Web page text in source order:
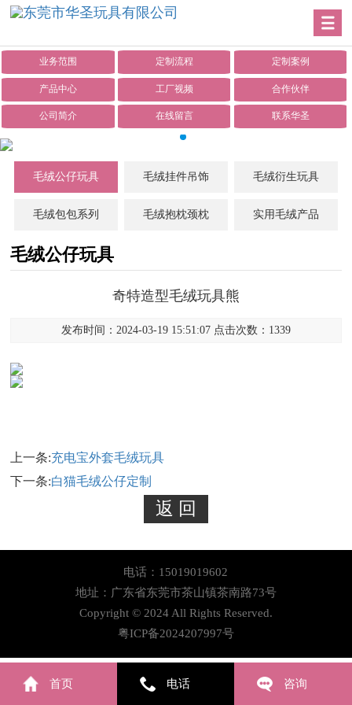
业务范围 定制流程 定制案例
产品中心 工厂视频 合作伙伴
公司简介 在线留言 联系华圣
毛绒公仔玩具 毛绒挂件吊饰 毛绒衍生玩具
毛绒包包系列 毛绒抱枕颈枕 实用毛绒产品
毛绒公仔玩具
奇特造型毛绒玩具熊
发布时间：2024-03-19 15:51:07 点击次数：1339
上一条:充电宝外套毛绒玩具
下一条:白猫毛绒公仔定制
电话：15019019602
地址：广东省东莞市茶山镇茶南路73号
Copyright © 2024 All Rights Reserved.
粤ICP备2024207997号
首页 电话 咨询